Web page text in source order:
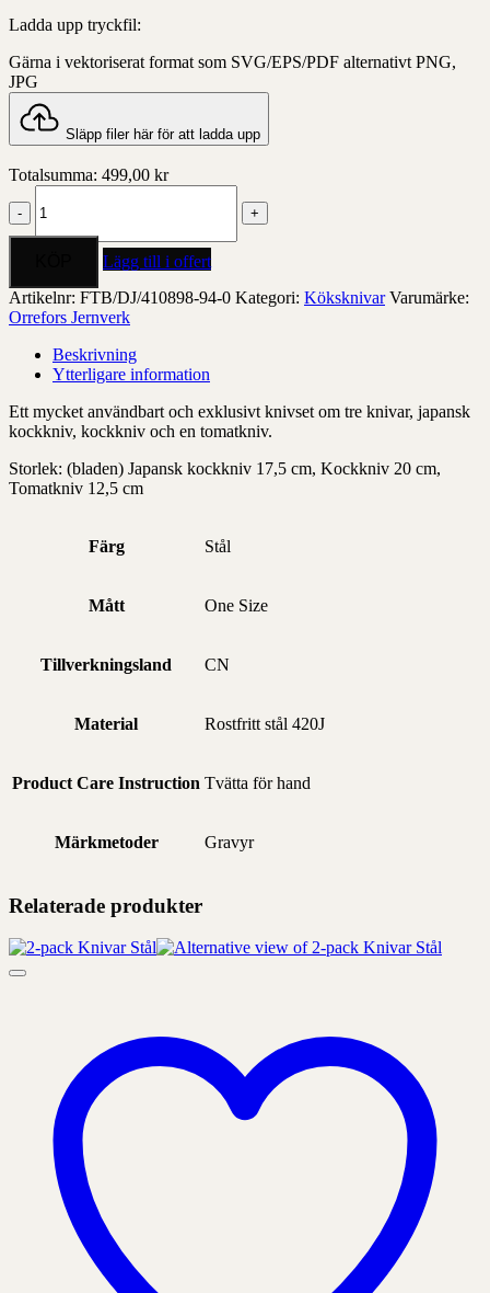
Ladda upp tryckfil:
Gärna i vektoriserat format som SVG/EPS/PDF alternativt PNG,
JPG
Släpp filer här för att ladda upp
Totalsumma: 499,00 kr
Jernverk
3-
Stål
mängd
Lägg till i offert
Artikelnr: FTB/DJ/410898-94-0 Kategori: Köksknivar Varumärke:
Orrefors Jernverk
Beskrivning
Ytterligare information
Ett mycket användbart och exklusivt knivset om tre knivar, japansk
kockkniv, kockkniv och en tomatkniv.
Storlek: (bladen) Japansk kockkniv 17,5 cm, Kockkniv 20 cm,
Tomatkniv 12,5 cm
Färg Stål
Mått One Size
Tillverkningsland CN
Material Rostfritt stål 420J
Product Care Instruction Tvätta för hand
Märkmetoder Gravyr
Relaterade produkter